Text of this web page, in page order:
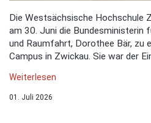
Die Westsächsische Hochschule
am 30. Juni die Bundesministerin
und Raumfahrt, Dorothee Bär, zu
Campus in Zwickau. Sie war der
Weiterlesen
01. Juli 2026